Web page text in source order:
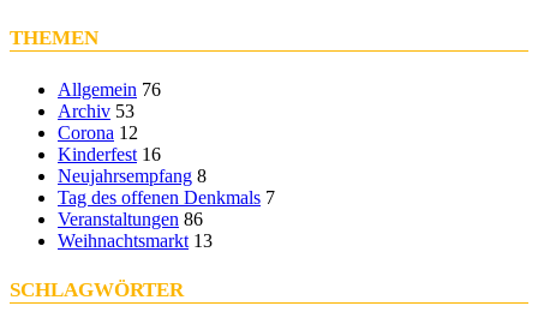
THEMEN
Allgemein 76
Archiv 53
Corona 12
Kinderfest 16
Neujahrsempfang 8
Tag des offenen Denkmals 7
Veranstaltungen 86
Weihnachtsmarkt 13
SCHLAGWÖRTER